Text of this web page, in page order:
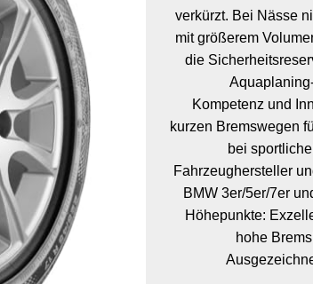
verkürzt. Bei Nässe
mit größerem
die
Kompetenz und
kurzen Bremswegen
bei
Fahrzeughersteller
BMW 3er/5er/7er
Höhepunkte:
hohe